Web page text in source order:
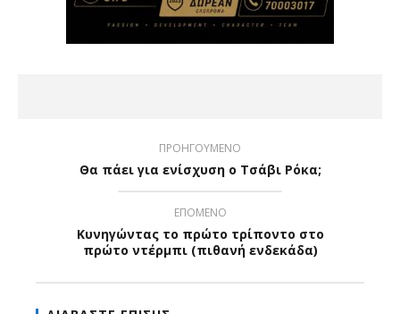
ΠΡΟΗΓΟΥΜΕΝΟ
Θα πάει για ενίσχυση ο Τσάβι Ρόκα;
ΕΠΟΜΕΝΟ
Κυνηγώντας το πρώτο τρίποντο στο
πρώτο ντέρμπι (πιθανή ενδεκάδα)